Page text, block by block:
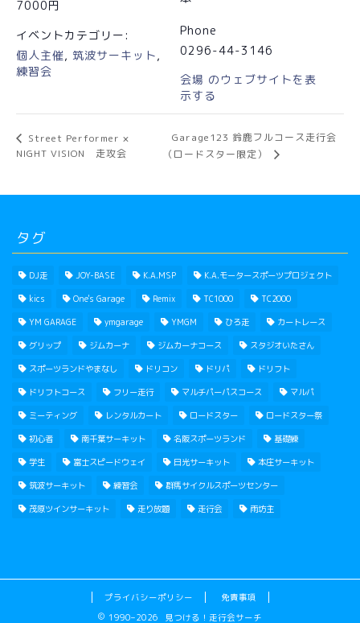
7000円
イベントカテゴリー:
個人主催, 筑波サーキット,
練習会
Phone
0296-44-3146
会場 のウェブサイトを表
示する
Street Performer ×
NIGHT VISION 走攻会
Garage123 鈴鹿フルコース走行会
（ロードスター限定）
タグ
DJ走 JOY-BASE K.A.MSP K.A.モータースポーツプロジェクト
kics One's Garage Remix TC1000 TC2000
YM GARAGE ymgarage YMGM ひろ走 カートレース
グリップ ジムカーナ ジムカーナコース スタジオいたさん
スポーツランドやまなし ドリコン ドリパ ドリフト
ドリフトコース フリー走行 マルチパーパスコース マルパ
ミーティング レンタルカート ロードスター ロードスター祭
初心者 南千葉サーキット 名阪スポーツランド 基礎練
学生 富士スピードウェイ 日光サーキット 本庄サーキット
筑波サーキット 練習会 群馬サイクルスポーツセンター
茂原ツインサーキット 走り放題 走行会 雨坊主
プライバシーポリシー
免責事項
1990–2026 見つける！走行会サーチ